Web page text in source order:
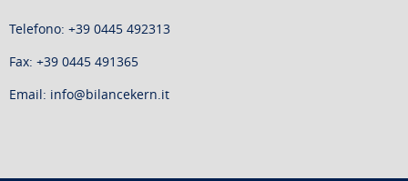
Telefono: +39 0445 492313
Fax: +39 0445 491365
Email: info@bilancekern.it